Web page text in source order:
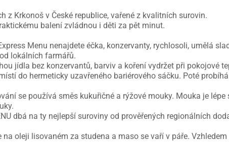
z Krkonoš v České republice, vařené z kvalitních surovin.
balení zvládnou i děti za pět minut.
Menu nenajdete éčka, konzervanty, rychlosoli, umělá
lokálních farmářů.
jídla bez konzervantů, barviv a koření vydržet při pokojové
do hermeticky uzavřeného bariérového sáčku. Poté
se používá směs kukuřičné a rýžové mouky. Mouka je lépe
dbá na ty nejlepší suroviny od prověřených regionálních
oleji lisovaném za studena a maso se vaří v páře.